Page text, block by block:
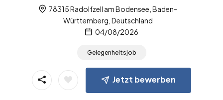
78315 Radolfzell am Bodensee, Baden-
Württemberg, Deutschland
04/08/2026
Gelegenheitsjob
Jetzt bewerben